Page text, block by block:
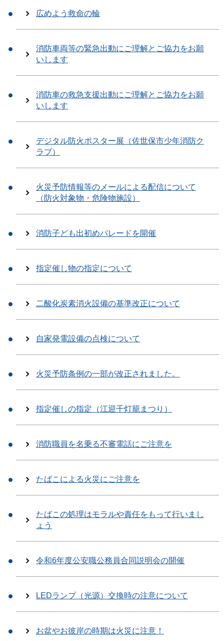
広めよう救命の輪
消防車両等の緊急出動にご理解とご協力をお願
いします
消防車の救急支援出動にご理解とご協力をお願
いします
デジタル防火ポスター展（佐世保市少年消防ク
ラブ）
火災予防情報等のメールによる配信について
（防火対象物・危険物施設）
消防子ども出初めパレードを開催
指定催し物の指定について
二酸化炭素消火設備の基準改正について
自家発電設備の点検について
火災予防条例の一部が改正されました。
指定催しの指定（江迎千灯籠まつり）
消防職員を名乗る不審電話にご注意を
たばこによる火災にご注意を
たばこの処理はモラルや責任をもって行いまし
ょう
令和6年度公安職公務員合同説明会の開催
LEDランプ（光源）交換時の注意について
お盆やお彼岸の時期は火災に注意！